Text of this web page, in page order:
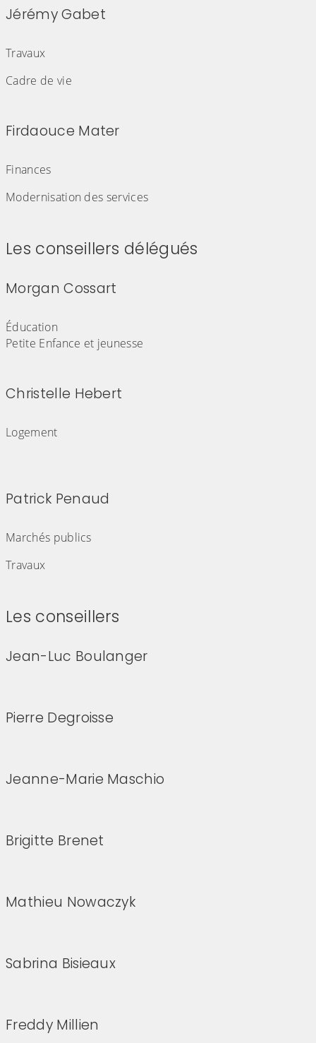
Jérémy Gabet
Travaux
Cadre de vie
Firdaouce Mater
Finances
Modernisation des services
Les conseillers délégués
Morgan Cossart
Éducation
Petite Enfance et jeunesse
Christelle Hebert
Logement
Patrick Penaud
Marchés publics
Travaux
Les conseillers
Jean-Luc Boulanger
Pierre Degroisse
Jeanne-Marie Maschio
Brigitte Brenet
Mathieu Nowaczyk
Sabrina Bisieaux
Freddy Millien